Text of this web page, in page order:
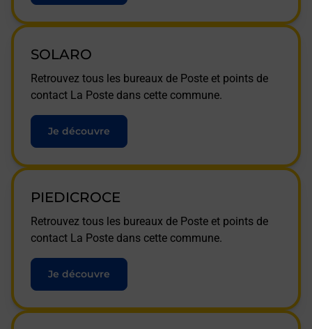
SOLARO
Retrouvez tous les bureaux de Poste et points de
contact La Poste dans cette commune.
Je découvre
PIEDICROCE
Retrouvez tous les bureaux de Poste et points de
contact La Poste dans cette commune.
Je découvre